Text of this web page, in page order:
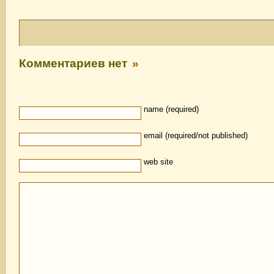
Комментариев нет »
name (required)
email (required/not published)
web site